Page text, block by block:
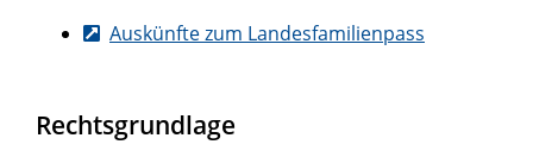
Auskünfte zum Landesfamilienpass
Rechtsgrundlage